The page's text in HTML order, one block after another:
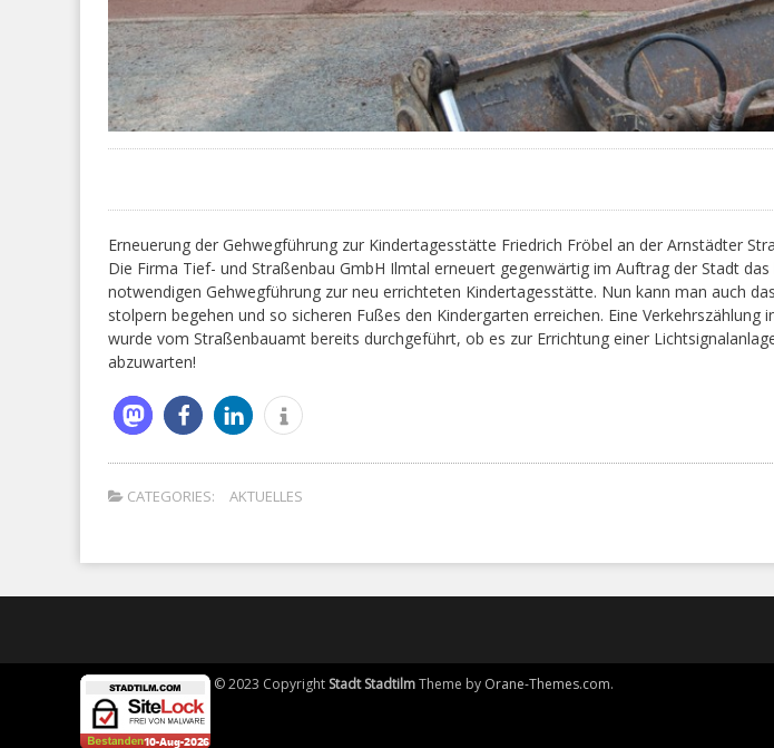
Erneuerung der Gehwegführung zur Kindertagesstätte Friedrich Fröbel an der Arnstädter
Die Firma Tief- und Straßenbau GmbH Ilmtal erneuert gegenwärtig im Auftrag der Stadt
notwendigen Gehwegführung zur neu errichteten Kindertagesstätte. Nun kann man auch
stolpern begehen und so sicheren Fußes den Kindergarten erreichen. Eine Verkehrszählung
wurde vom Straßenbauamt bereits durchgeführt, ob es zur Errichtung einer
abzuwarten!
CATEGORIES: AKTUELLES
© 2023 Copyright Stadt StadtilmTheme by Orane-Themes.com.